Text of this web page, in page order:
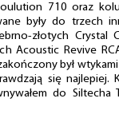
710 oraz
były do trzech
złotych Crystal
Acoustic Revive
był wtykami
się najlepiej.
do Siltecha